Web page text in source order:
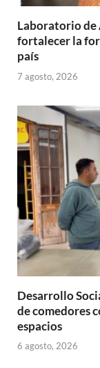
Laboratorio de
fortalecer la
país
7 agosto, 2026
Desarrollo
de comedores
espacios
6 agosto, 2026